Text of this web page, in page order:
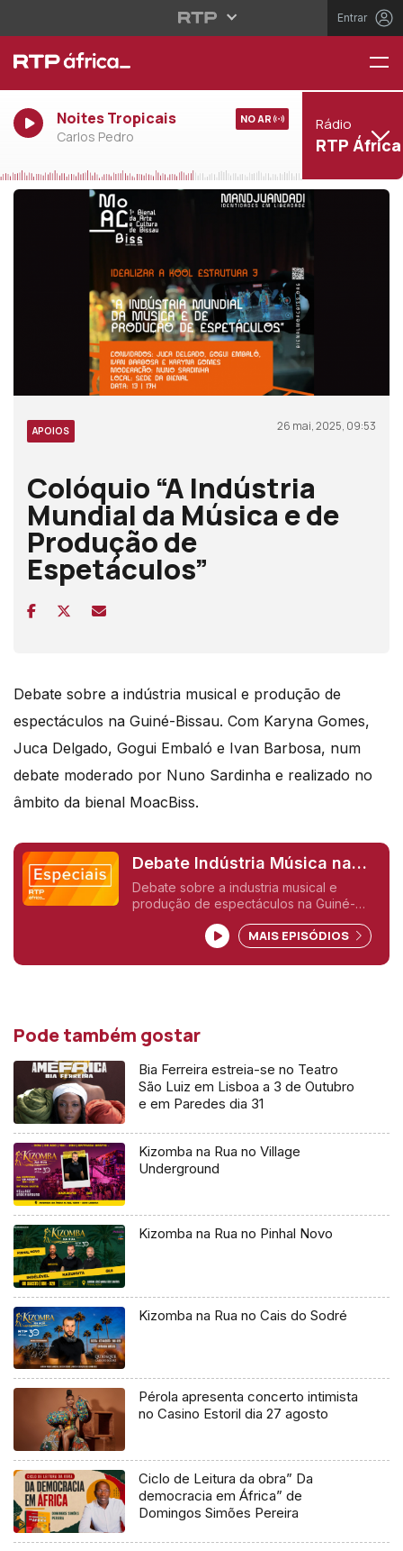
Entrar
Noites Tropicais
Carlos Pedro
NO AR Rádio
RTP África
APOIOS 26 mai, 2025, 09:53
Colóquio “A Indústria
Mundial da Música e de
Produção de
Espetáculos”
Debate sobre a indústria musical e produção de
espectáculos na Guiné-Bissau. Com Karyna Gomes,
Juca Delgado, Gogui Embaló e Ivan Barbosa, num
debate moderado por Nuno Sardinha e realizado no
âmbito da bienal MoacBiss.
Debate Indústria Música na
Guiné-Bissau - Bienal
Moacbiss 2025
Debate sobre a industria musical e
produção de espectáculos na Guiné-
Delgado, Gogui Embaló e Ivan Barbosa,
num debate moderado por Nuno
Sardinha e realizado no âmbito da bienal
MAIS EPISÓDIOS
Pode também gostar
Bia Ferreira estreia-se no Teatro
São Luiz em Lisboa a 3 de Outubro
e em Paredes dia 31
Kizomba na Rua no Village
Underground
Kizomba na Rua no Pinhal Novo
Kizomba na Rua no Cais do Sodré
Pérola apresenta concerto intimista
no Casino Estoril dia 27 agosto
Ciclo de Leitura da obra” Da
democracia em África” de
Domingos Simões Pereira